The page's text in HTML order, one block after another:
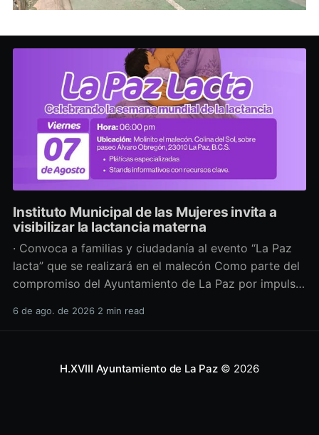
Instituto Municipal de las Mujeres invita a
visibilizar la lactancia materna
· Convoca a familias y ciudadanía al evento “La Paz
lacta” que se realizará en el malecón Como parte del
compromiso del Ayuntamiento de La Paz por impulsar
salud y los derechos de las mujeres, así como generar
6 de ago. de 2026 2 min read
H.XVIII Ayuntamiento de La Paz© 2026